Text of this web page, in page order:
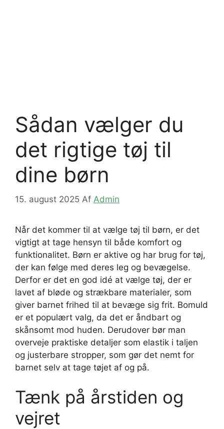
Sådan vælger du
det rigtige tøj til
dine børn
15. august 2025 Af Admin
Når det kommer til at vælge tøj til børn, er det
vigtigt at tage hensyn til både komfort og
funktionalitet. Børn er aktive og har brug for tøj,
der kan følge med deres leg og bevægelse.
Derfor er det en god idé at vælge tøj, der er
lavet af bløde og strækbare materialer, som
giver barnet frihed til at bevæge sig frit. Bomuld
er et populært valg, da det er åndbart og
skånsomt mod huden. Derudover bør man
overveje praktiske detaljer som elastik i taljen
og justerbare stropper, som gør det nemt for
barnet selv at tage tøjet af og på.
Tænk på årstiden og
vejret